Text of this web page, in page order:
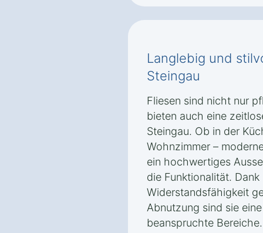
Langlebig und
Steingau
Fliesen sind nicht nur
bieten auch eine
Steingau. Ob in der
Wohnzimmer –
ein hochwertiges
die Funktionalität.
Widerstandsfähigkeit
Abnutzung sind sie
beanspruchte Bereiche.